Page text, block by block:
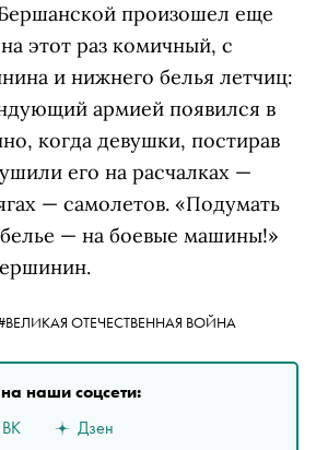
произошел еще
этот раз комичный, с
и нижнего белья летчиц:
армией появился в
когда девушки, постирав
его на расчалках —
— самолетов. «Подумать
— на боевые машины!»
ОТЕЧЕСТВЕННАЯ ВОЙНА
наши соцсети:
ВК Дзен